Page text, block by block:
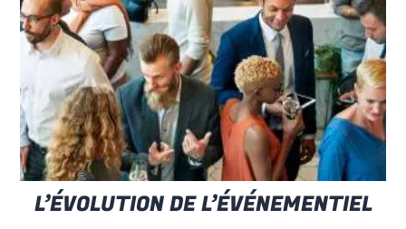
L’ÉVOLUTION DE L’ÉVÉNEMENTIEL